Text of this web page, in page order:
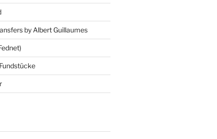
by Albert Guillaumes